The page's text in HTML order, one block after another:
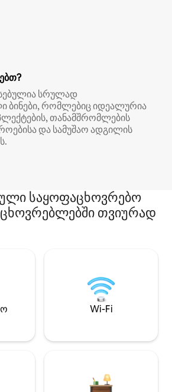
სრულად
ბინები, რომლებიც იდეალურია
თანამშრომლების
და სამუშაო ადგილის
საყოფაცხოვრებო
თვიურად
Wi-Fi